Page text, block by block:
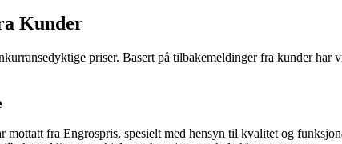
Kunder
priser. Basert på tilbakemeldinger fra kunder
fra Engrospris, spesielt med hensyn til kvalitet og